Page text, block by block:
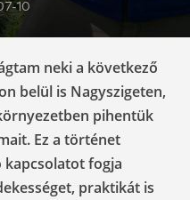
10
neki a következő
belül is Nagyszigeten,
pihentük
Ez a történet
fogja
praktikát is